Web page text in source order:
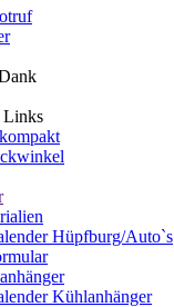
Links
Hüpfburg/Auto`s
Kühlanhänger